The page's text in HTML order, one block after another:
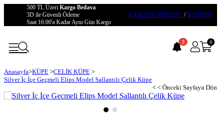
500 TL Üzeri Kargo Bedava
3D ile Güvenli Ödeme
Saat 16:00'a Kadar Aynı Gün Kargo
KARGOM NEREDE? /İLETİŞİM
3 0
Anasayfa>KÜPE >ÇELİK KÜPE >
Silver İç İçe Geçmeli Elips Model Sallantılı Çelik Küpe
< < Önceki Sayfaya Dön